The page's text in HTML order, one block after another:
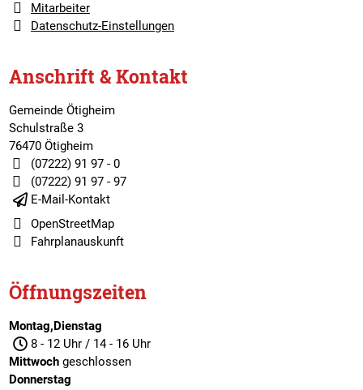
Mitarbeiter
Datenschutz-Einstellungen
Anschrift & Kontakt
Gemeinde Ötigheim
Schulstraße 3
76470 Ötigheim
(07222) 91 97 - 0
(07222) 91 97 - 97
E-Mail-Kontakt
OpenStreetMap
Fahrplanauskunft
Öffnungszeiten
Montag,Dienstag
8 - 12 Uhr / 14 - 16 Uhr
Mittwochgeschlossen
Donnerstag